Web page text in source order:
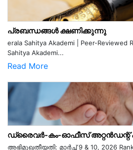
പ്രബന്ധങ്ങൾ ക്ഷണിക്കുന്നു
erala Sahitya Akademi | Peer-Reviewed
Sahitya Akademi...
Read More
ഡ്രൈവർ-കം-ഓഫീസ് അറ്റൻഡന്റ്
അഭിമുഖതീയതി: മാർച്ച് 9 & 10, 2026